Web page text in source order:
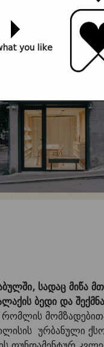
სადაც მიწა
ბედი და
რომლის
ურბანული
you like